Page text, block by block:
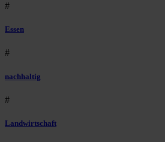
#
Essen
#
nachhaltig
#
Landwirtschaft